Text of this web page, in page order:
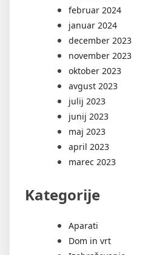
februar 2024
januar 2024
december 2023
november 2023
oktober 2023
avgust 2023
julij 2023
junij 2023
maj 2023
april 2023
marec 2023
Kategorije
Aparati
Dom in vrt